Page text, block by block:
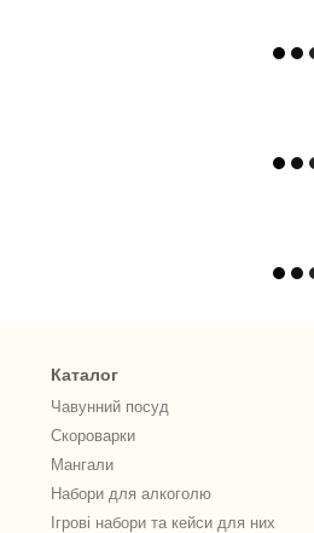
Каталог
Чавунний посуд
Скороварки
Мангали
Набори для алкоголю
Ігрові набори та кейси для них